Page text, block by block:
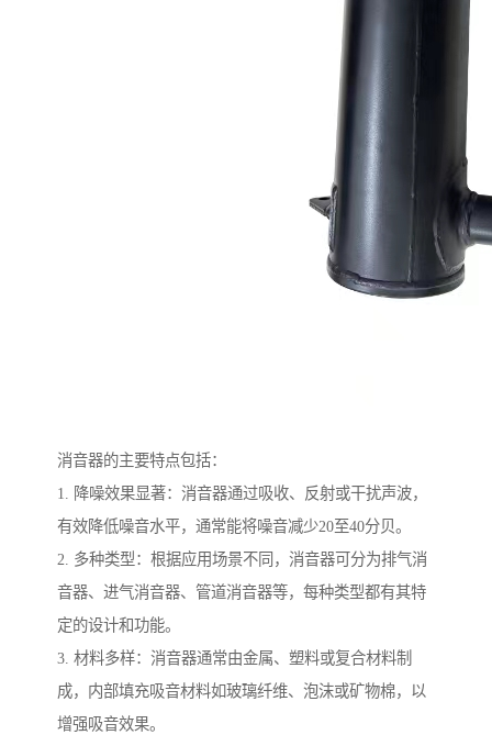
消音器的主要特点包括：
1. 降噪效果显著：消音器通过吸收、反射或干扰声波，
有效降低噪音水平，通常能将噪音减少20至40分贝。
2. 多种类型：根据应用场景不同，消音器可分为排气消
音器、进气消音器、管道消音器等，每种类型都有其特
定的设计和功能。
3. 材料多样：消音器通常由金属、塑料或复合材料制
成，内部填充吸音材料如玻璃纤维、泡沫或矿物棉，以
增强吸音效果。